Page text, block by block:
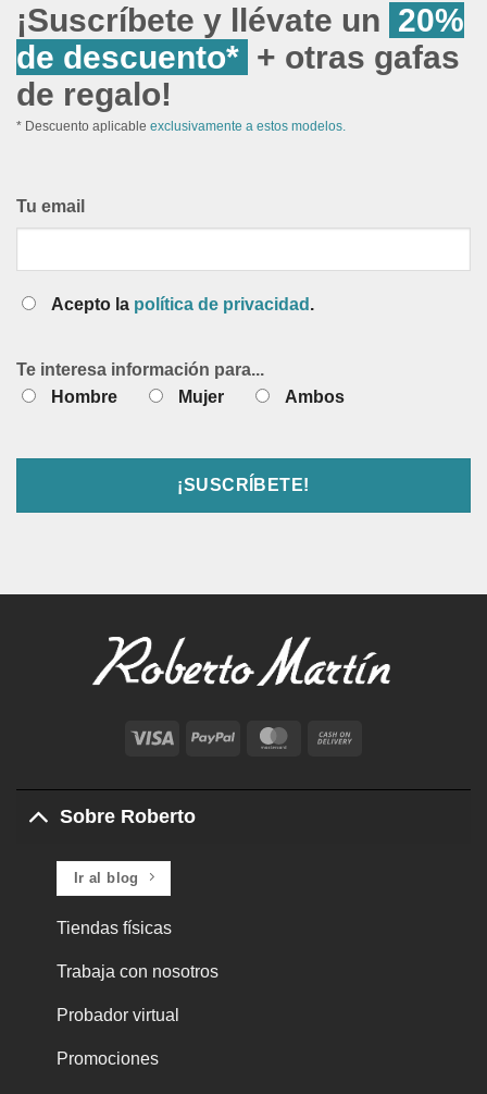
¡Suscríbete y llévate un 20%
de descuento* + otras gafas
de regalo!
* Descuento aplicable exclusivamente a estos modelos.
Tu email
Acepto la política de privacidad .
Te interesa información para...
Hombre
Mujer Ambos
Visa PayPal MasterCard
Delivery
Sobre Roberto
Ir al blog
Tiendas físicas
Trabaja con nosotros
Probador virtual
Promociones